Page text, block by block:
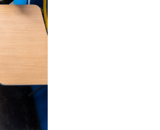
Una noche y el amanecer
Dignidad
16 octubre 2025